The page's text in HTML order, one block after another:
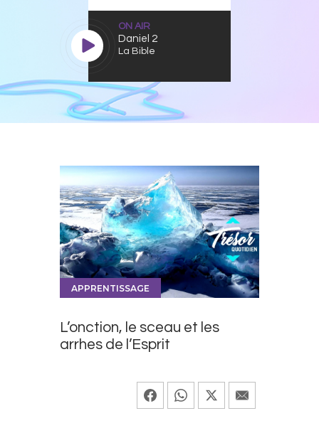
ON AIR
Daniel 2
La Bible
APPRENTISSAGE
L’onction, le sceau et les
arrhes de l’Esprit